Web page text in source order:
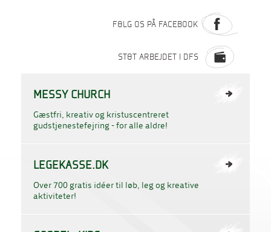
FØLG OS PÅ FACEBOOK
STØT ARBEJDET I DFS
MESSY CHURCH
Gæstfri, kreativ og kristuscentreret
gudstjenestefejring - for alle aldre!
LEGEKASSE.DK
Over 700 gratis idéer til løb, leg og kreative
aktiviteter!